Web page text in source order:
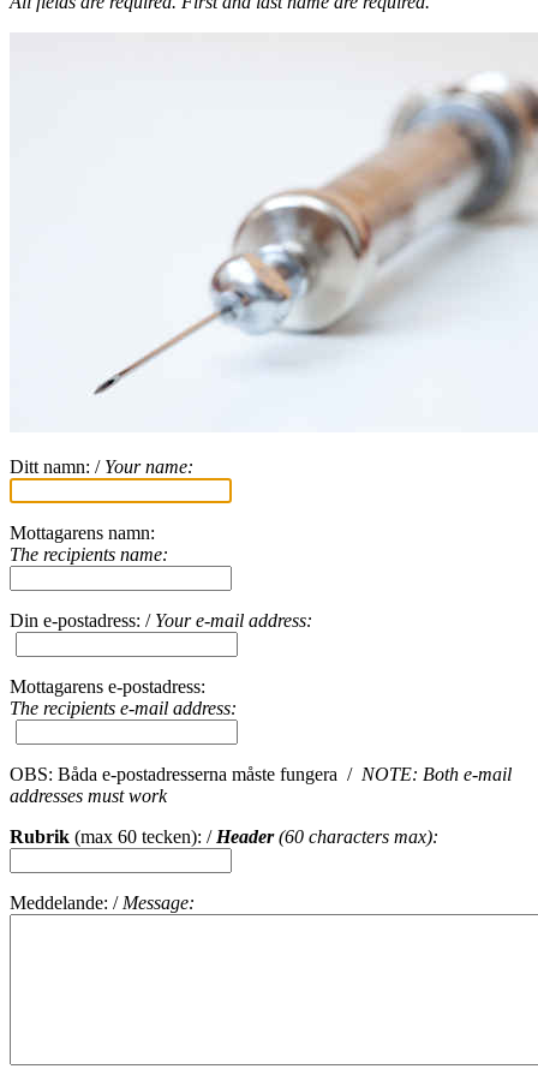
Ditt namn: / Your name:
Mottagarens namn:
The recipients name:
Din e-postadress: / Your e-mail address:
Mottagarens e-postadress:
The recipients e-mail address:
OBS: Båda e-postadresserna måste fungera / NOTE: Both e-mail
addresses must work
Rubrik (max 60 tecken): / Header(60 characters max):
Meddelande: / Message: